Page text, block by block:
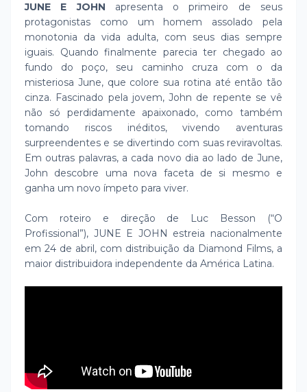
JUNE E JOHN apresenta o primeiro de seus
protagonistas como um homem assolado pela
monotonia da vida adulta, com seus dias sempre
iguais. Quando finalmente parecia ter chegado ao
fundo do poço, seu caminho cruza com o da
misteriosa June, que colore sua rotina até então tão
cinza. Fascinado pela jovem, John de repente se vê
não só perdidamente apaixonado, como também
tomando riscos inéditos, vivendo aventuras
surpreendentes e se divertindo com suas reviravoltas.
Em outras palavras, a cada novo dia ao lado de June,
John descobre uma nova faceta de si mesmo e
ganha um novo ímpeto para viver.
Com roteiro e direção de Luc Besson (“O
Profissional”), JUNE E JOHN estreia nacionalmente
em 24 de abril, com distribuição da Diamond Films, a
maior distribuidora independente da América Latina.